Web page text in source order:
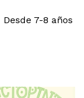
Desde 7-8 años